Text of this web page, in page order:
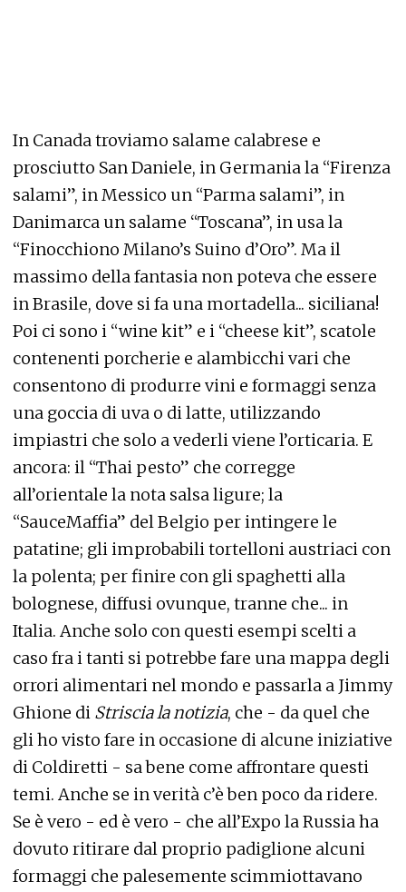
In Canada troviamo salame calabrese e
prosciutto San Daniele, in Germania la “Firenza
salami”, in Messico un “Parma salami”, in
Danimarca un salame “Toscana”, in usa la
“Finocchiono Milano’s Suino d’Oro”. Ma il
massimo della fantasia non poteva che essere
in Brasile, dove si fa una mortadella... siciliana!
Poi ci sono i “wine kit” e i “cheese kit”, scatole
contenenti porcherie e alambicchi vari che
consentono di produrre vini e formaggi senza
una goccia di uva o di latte, utilizzando
impiastri che solo a vederli viene l’orticaria. E
ancora: il “Thai pesto” che corregge
all’orientale la nota salsa ligure; la
“SauceMaffia” del Belgio per intingere le
patatine; gli improbabili tortelloni austriaci con
la polenta; per finire con gli spaghetti alla
bolognese, diffusi ovunque, tranne che... in
Italia. Anche solo con questi esempi scelti a
caso fra i tanti si potrebbe fare una mappa degli
orrori alimentari nel mondo e passarla a Jimmy
Ghione di Striscia la notizia, che - da quel che
gli ho visto fare in occasione di alcune iniziative
di Coldiretti - sa bene come affrontare questi
temi. Anche se in verità c’è ben poco da ridere.
Se è vero - ed è vero - che all’Expo la Russia ha
dovuto ritirare dal proprio padiglione alcuni
formaggi che palesemente scimmiottavano